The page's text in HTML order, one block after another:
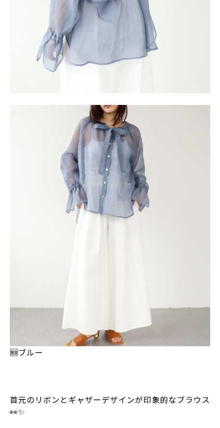
🆕ブルー
首元のリボンとギャザーデザインが印象的なブラウス
👀✨